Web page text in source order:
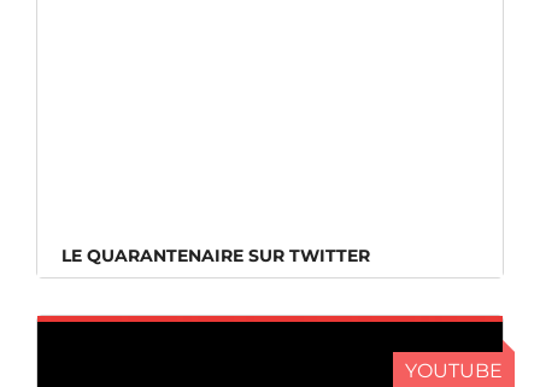
LE QUARANTENAIRE SUR TWITTER
YOUTUBE